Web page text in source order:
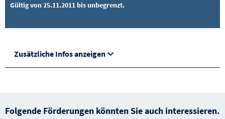
Gültig von 25.11.2011 bis unbegrenzt.
Zusätzliche Infos anzeigen
Folgende Förderungen könnten Sie auch interessieren.